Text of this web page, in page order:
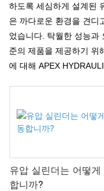
하도록 세심하게 설계된
은 까다로운 환경을 견디
었습니다. 탁월한 성능과
준의 제품을 제공하기 위
에 대해 APEX
유압 실린더는 어떻게
합니까?